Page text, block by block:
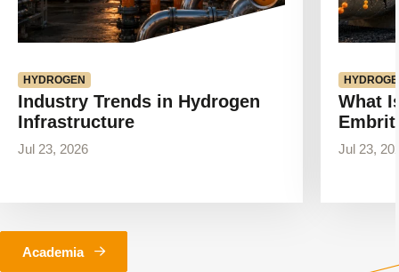
HYDROGEN
Industry Trends in Hydrogen
Infrastructure
Jul 23, 2026
What
Jul 23,
Academia